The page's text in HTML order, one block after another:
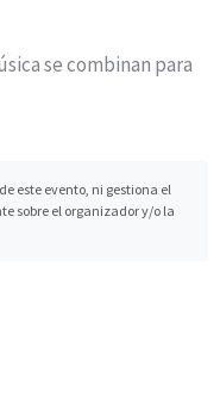
se combinan para
este evento, ni gestiona el
sobre el organizador y/o la